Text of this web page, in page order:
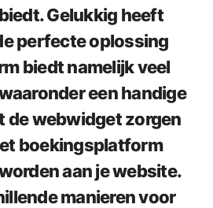
Gelukkig heeft
perfecte oplossing
biedt namelijk veel
een handige
de webwidget zorgen
boekingsplatform
aan je website.
manieren voor